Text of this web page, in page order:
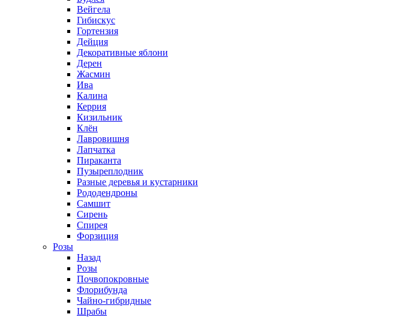
Вейгела
Гибискус
Гортензия
Дейция
Декоративные яблони
Дерен
Жасмин
Ива
Калина
Керрия
Кизильник
Клён
Лавровишня
Лапчатка
Пираканта
Пузыреплодник
Разные деревья и кустарники
Рододендроны
Самшит
Сирень
Спирея
Форзиция
Розы
Назад
Розы
Почвопокровные
Флорибунда
Чайно-гибридные
Шрабы